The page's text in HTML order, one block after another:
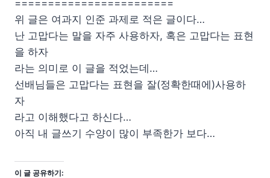
========================
위 글은 여과지 인준 과제로 적은 글이다…
난 고맙다는 말을 자주 사용하자, 혹은 고맙다는 표현
을 하자
라는 의미로 이 글을 적었는데…
선배님들은 고맙다는 표현을 잘(정확한때에)사용하
자
라고 이해했다고 하신다…
아직 내 글쓰기 수양이 많이 부족한가 보다…
이 글 공유하기: